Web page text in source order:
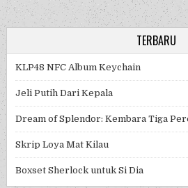
TERBARU
KLP48 NFC Album Keychain
Jeli Putih Dari Kepala
Dream of Splendor: Kembara Tiga
Skrip Loya Mat Kilau
Boxset Sherlock untuk Si Dia